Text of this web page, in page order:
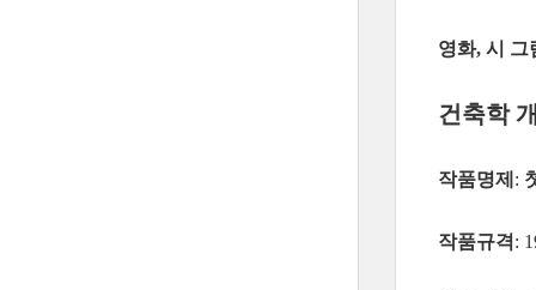
영화, 시 그
건축학
작품명제:
작품규격: